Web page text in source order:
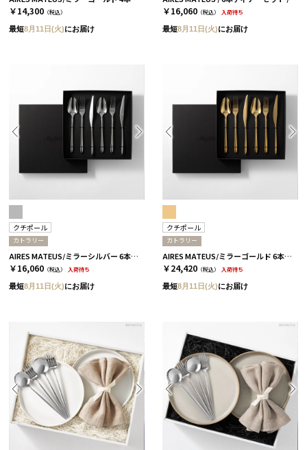
￥14,300 （税込）
最短8月11日(火)にお届け
￥16,060 （税込） 入荷待ち
最短8月11日(火)にお届け
クチポール
カトラリー
AIRES MATEUS/ミラーシルバー 6本ディナーセット［クチポール］
￥16,060 （税込） 入荷待ち
最短8月11日(火)にお届け
クチポール
カトラリー
AIRES MATEUS/ミラーゴールド 6本ディナーセット［クチポール］
￥24,420 （税込） 入荷待ち
最短8月11日(火)にお届け